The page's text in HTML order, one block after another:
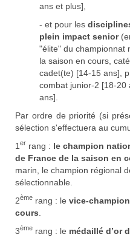
ans et plus],
- et pour les
plein impact senior
"élite" du championnat
la saison en cours,
cadet(te) [14-15 ans],
combat junior-2 [18-20
ans].
Par ordre de priorité (si
sélection s'effectuera au
1 er rang : le champion
de France de la saison en
marin, le champion régional
sélectionnable.
2ème rang : le vice-
cours
3ème rang : le médaillé d’or